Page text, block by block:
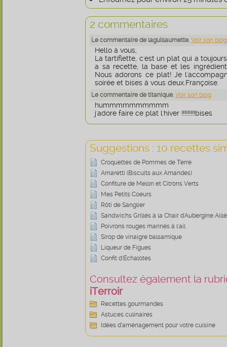
2 commentaires
Le commentaire de laguillaumette. Voir son blog
Hello à vous,
La tartiflette, c'est un plat qui a
a sa recette, la base et les
Nous adorons ce plat! Je
soirée et bises à vous deux.Françoise.
Le commentaire de titanique. Voir son blog
hummmmmmmmmm
j'adore faire ce plat l'hiver !!!!!!!!!bises
Suggestions : 10 recettes
Croquettes de Pommes de Terre
Amaretti (Biscuits aux Amandes)
Confiture de Melon et Citrons Verts
Mes Petits Coeurs
Rôti de Sanglier
Sandwichs Grillés à la Chair d'Aubergine
Poivrons rouges marinés à l'ail
Sirop de vinaigre balsamique
Liqueur de Figues
Confit d'Échalotes
Consultez également la
iTerroir
Recettes gourmandes
Astuces culinaires
Idées d’aménagement pour votre cuisine